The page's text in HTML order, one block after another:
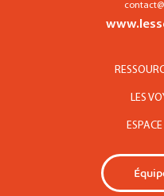
LES